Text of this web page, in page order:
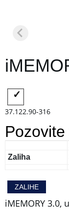
37.122.90-316
Zaliha
ZALIHE
iMEMORY 3.0,